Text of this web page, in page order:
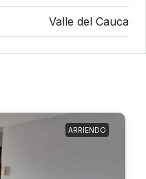
Valle del Cauca
ARRIENDO